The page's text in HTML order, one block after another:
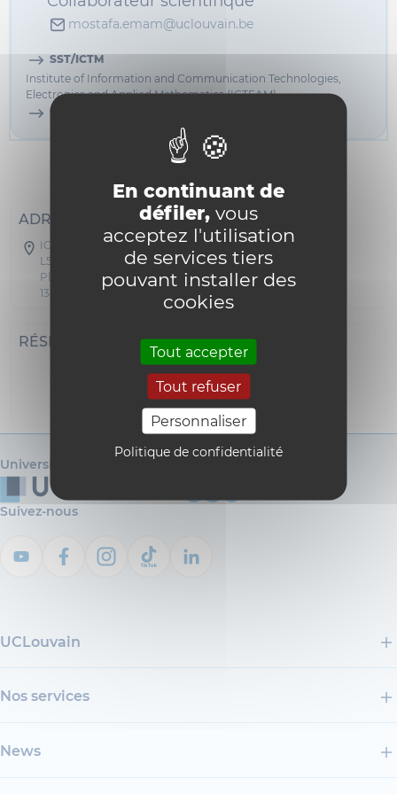
En continuant de
défiler, vous
acceptez l'utilisation
de services tiers
pouvant installer des
cookies
Tout accepter
Tout refuser
Personnaliser
Politique de confidentialité
mostafa.emam@uclouvain.be
SST/ICTM
Institute of Information and Communication Technologies,
Electronics and Applied Mathematics (ICTEAM)
SST/ICTM/ELEN
ADRESSE POSTALE
ICTM - Maxwell
L5.03.02
Place du Levant 3
1348 Louvain-la-Neuve
RÉSEAUX SOCIAUX
i18n_0
Université catholique de Louvain
Suivez-nous
UCLouvain
Nos services
News